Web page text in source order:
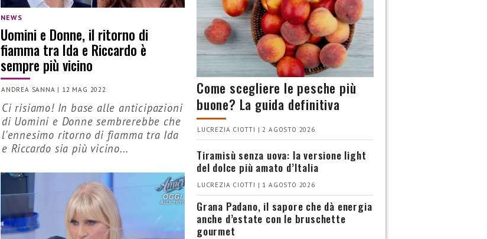
NEWS
Uomini e Donne, il ritorno di
fiamma tra Ida e Riccardo è
sempre più vicino
ANDREA SANNA | 12 MAG 2022
Ci risiamo! In base alle anticipazioni
di Uomini e Donne sembrerebbe che
l'ennesimo ritorno di fiamma tra Ida
e Riccardo sia più vicino...
Come scegliere le pesche più
buone? La guida definitiva
LUCREZIA CIOTTI | 2 AGOSTO 2026
Tiramisù senza uova: la versione light
del dolce più amato d’Italia
LUCREZIA CIOTTI | 1 AGOSTO 2026
Grana Padano, il sapore che dà energia
anche d’estate con le bruschette
gourmet